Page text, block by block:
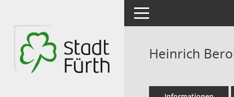
Toggle navigation
Heinrich